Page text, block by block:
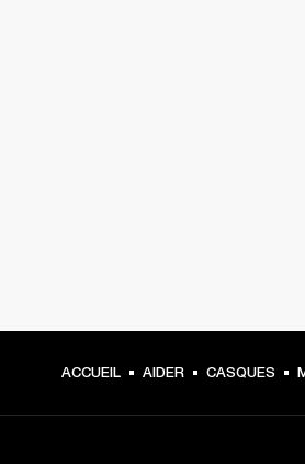
ACCUEIL AIDER CASQUES